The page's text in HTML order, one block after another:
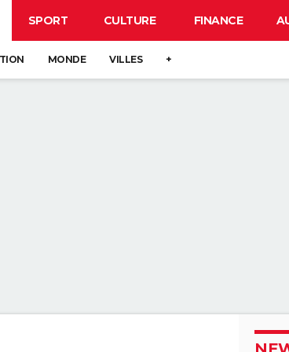
SPORT CULTURE FINANCE
MONDE VILLES +